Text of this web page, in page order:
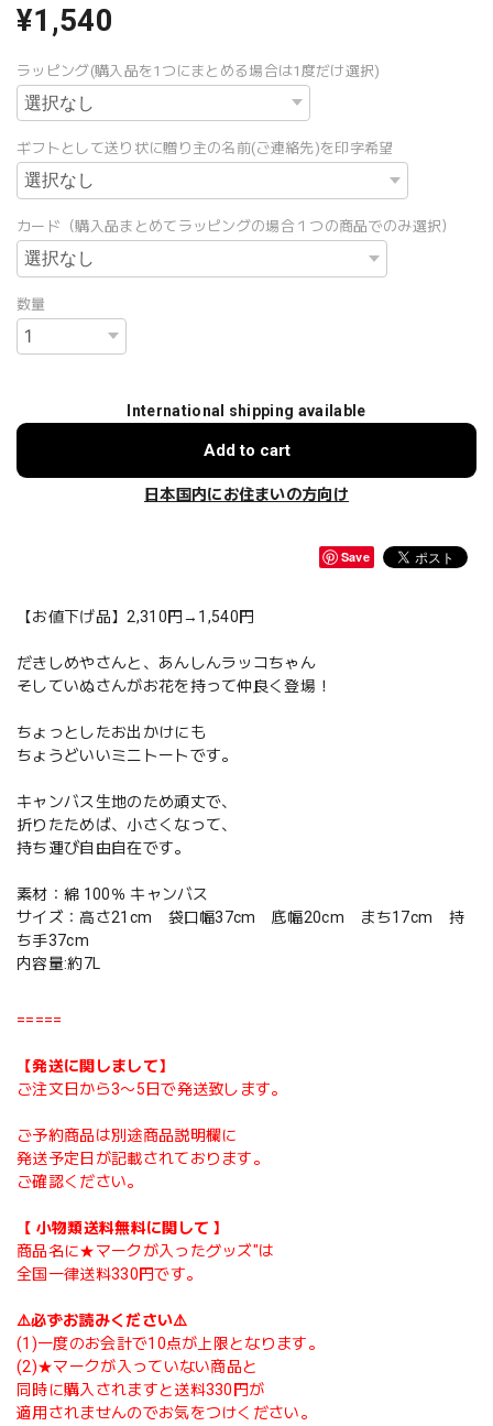
¥1,540
ラッピング(購入品を1つにまとめる場合は1度だけ選択)
ギフトとして送り状に贈り主の名前(ご連絡先)を印字希望
カード（購入品まとめてラッピングの場合１つの商品でのみ選択）
数量
International shipping available
Add to cart
日本国内にお住まいの方向け
Save
【お値下げ品】2,310円→1,540円
だきしめやさんと、あんしんラッコちゃん
そしていぬさんがお花を持って仲良く登場！
ちょっとしたお出かけにも
ちょうどいいミニトートです。
キャンバス生地のため頑丈で、
折りたためば、小さくなって、
持ち運び自由自在です。
素材：綿 100％ キャンバス
サイズ：高さ21cm 袋口幅37cm 底幅20cm まち17cm 持
ち手37cm
内容量:約7L
=====
【発送に関しまして】
ご注文日から3〜5日で発送致します。
ご予約商品は別途商品説明欄に
発送予定日が記載されております。
ご確認ください。
【 小物類送料無料に関して 】
商品名に★マークが入ったグッズ"は
全国一律送料330円です。
⚠️必ずお読みください⚠️
(1)一度のお会計で10点が上限となります。
(2)★マークが入っていない商品と
同時に購入されますと送料330円が
適用されませんのでお気をつけください。